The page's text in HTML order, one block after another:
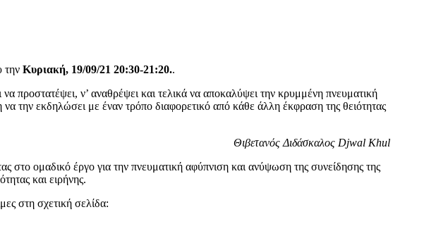
την Κυριακή, 19/09/21 20:30-21:20..
προστατέψει, ν’ αναθρέψει και τελικά να αποκαλύψει την κρυμμένη πνευματική
την εκδηλώσει με έναν τρόπο διαφορετικό από κάθε άλλη έκφραση της θειότητας
Θιβετανός Διδάσκαλος Djwal Khul
ομαδικό έργο για την πνευματική αφύπνιση και ανύψωση της συνείδησης της
και ειρήνης.
στη σχετική σελίδα: